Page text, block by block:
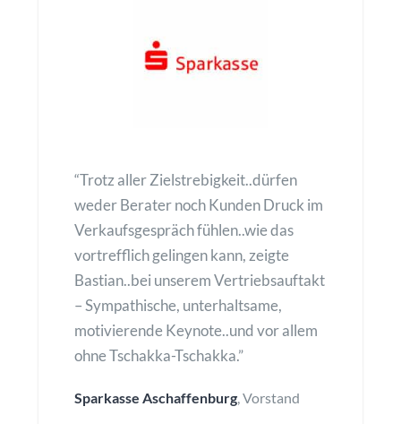
“Trotz aller Zielstrebigkeit..dürfen
weder Berater noch Kunden Druck im
Verkaufsgespräch fühlen..wie das
vortrefflich gelingen kann, zeigte
Bastian..bei unserem Vertriebsauftakt
– Sympathische, unterhaltsame,
motivierende Keynote..und vor allem
ohne Tschakka-Tschakka.”
Sparkasse Aschaffenburg, Vorstand